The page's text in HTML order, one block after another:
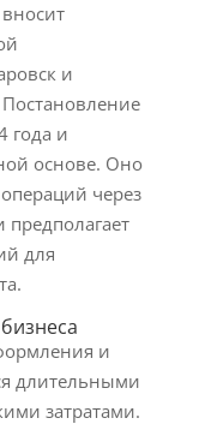
и
года и
основе. Оно
через
для
и
длительными
затратами.